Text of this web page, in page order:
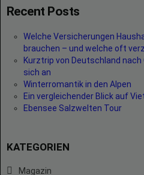
Recent Posts
Welche Versicherungen
brauchen – und welche oft
Kurztrip von Deutschland
sich an
Winterromantik in den Alpen
Ein vergleichender Blick auf
Ebensee Salzwelten Tour
KATEGORIEN
Magazin